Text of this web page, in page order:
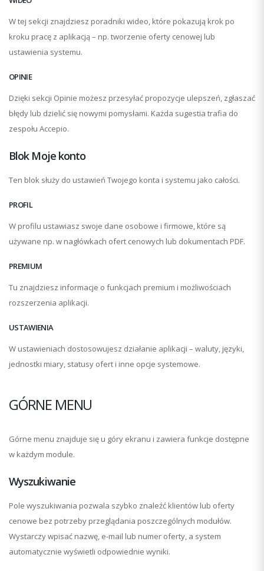
W tej sekcji znajdziesz poradniki wideo, które pokazują krok po
kroku pracę z aplikacją – np. tworzenie oferty cenowej lub
ustawienia systemu.
OPINIE
Dzięki sekcji Opinie możesz przesyłać propozycje ulepszeń, zgłaszać
błędy lub dzielić się nowymi pomysłami. Każda sugestia trafia do
zespołu Accepio.
Blok Moje konto
Ten blok służy do ustawień Twojego konta i systemu jako całości.
PROFIL
W profilu ustawiasz swoje dane osobowe i firmowe, które są
używane np. w nagłówkach ofert cenowych lub dokumentach PDF.
PREMIUM
Tu znajdziesz informacje o funkcjach premium i możliwościach
rozszerzenia aplikacji.
USTAWIENIA
W ustawieniach dostosowujesz działanie aplikacji – waluty, języki,
jednostki miary, statusy ofert i inne opcje systemowe.
GÓRNE MENU
Górne menu znajduje się u góry ekranu i zawiera funkcje dostępne
w każdym module.
Wyszukiwanie
Pole wyszukiwania pozwala szybko znaleźć klientów lub oferty
cenowe bez potrzeby przeglądania poszczególnych modułów.
Wystarczy wpisać nazwę, e-mail lub numer oferty, a system
automatycznie wyświetli odpowiednie wyniki.